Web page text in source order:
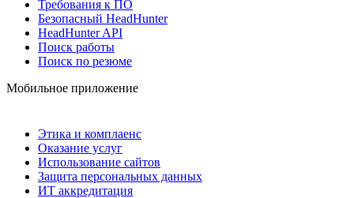
Требования к ПО
Безопасный HeadHunter
HeadHunter API
Поиск работы
Поиск по резюме
Мобильное приложение
Этика и комплаенс
Оказание услуг
Использование сайтов
Защита персональных данных
ИТ аккредитация